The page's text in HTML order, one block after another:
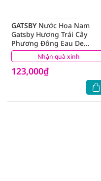
Nhận quà xinh
GATSBYNước Hoa Nam
Gatsby Hương Trái Cây
Phương Đông Eau De
Toilette Blanc Wood 50ml
123,000₫
(1)